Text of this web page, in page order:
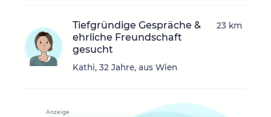
Tiefgründige Gespräche &
ehrliche Freundschaft
gesucht
Kathi, 32 Jahre, aus Wien
23 km